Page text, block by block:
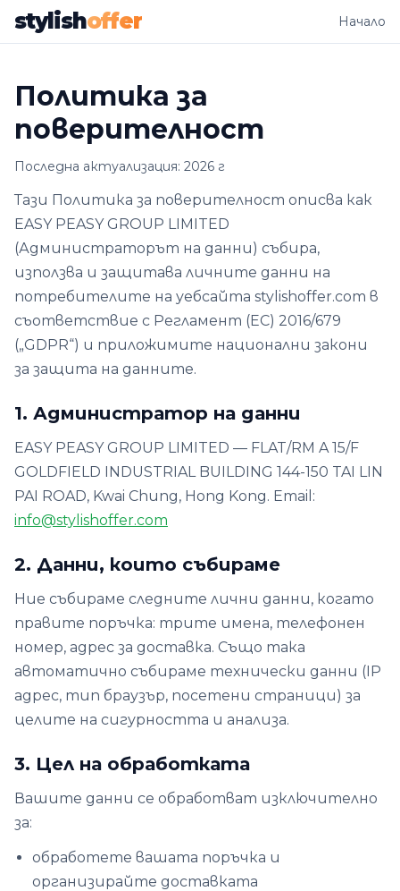
stylishoffer Начало
Политика за
поверителност
Последна актуализация: 2026 г
Тази Политика за поверителност описва как
EASY PEASY GROUP LIMITED
(Администраторът на данни) събира,
използва и защитава личните данни на
потребителите на уебсайта stylishoffer.com в
съответствие с Регламент (ЕС) 2016/679
(„GDPR“) и приложимите национални закони
за защита на данните.
1. Администратор на данни
EASY PEASY GROUP LIMITED — FLAT/RM A 15/F
GOLDFIELD INDUSTRIAL BUILDING 144-150 TAI LIN
PAI ROAD, Kwai Chung, Hong Kong. Email:
info@stylishoffer.com
2. Данни, които събираме
Ние събираме следните лични данни, когато
правите поръчка: трите имена, телефонен
номер, адрес за доставка. Също така
автоматично събираме технически данни (IP
адрес, тип браузър, посетени страници) за
целите на сигурността и анализа.
3. Цел на обработката
Вашите данни се обработват изключително
за:
обработете вашата поръчка и
организирайте доставката